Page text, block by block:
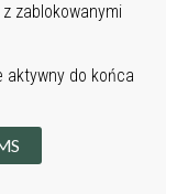
zablokowanymi
aktywny do końca